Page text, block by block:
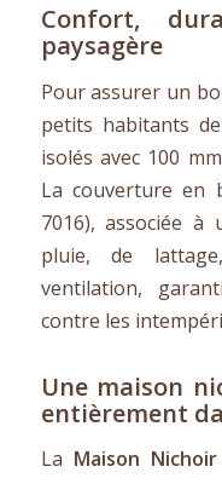
Confort,
paysagère
Pour assurer un
petits habitants
isolés avec 100
La couverture en
7016), associée à
pluie, de
ventilation,
contre les
Une maison
entièrement
La Maison Nichoir